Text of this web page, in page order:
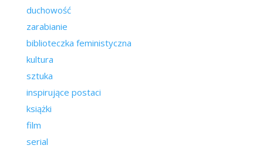
duchowość
zarabianie
biblioteczka feministyczna
kultura
sztuka
inspirujące postaci
książki
film
serial